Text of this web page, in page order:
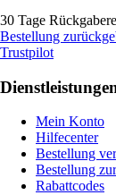
30 Tage
Bestellung
Trustpilot
Mein Konto
Hilfecenter
Bestellung
Bestellung
Rabattcodes